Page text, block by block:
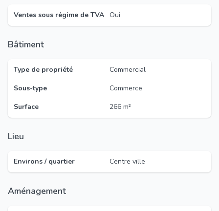
Ventes sous régime de TVA Oui
Bâtiment
Type de propriété
Commercial
Sous-type
Commerce
Surface
266 m²
Lieu
Environs / quartier Centre ville
Aménagement